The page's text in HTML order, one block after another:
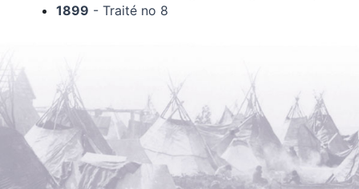
1899 - Traité no 8